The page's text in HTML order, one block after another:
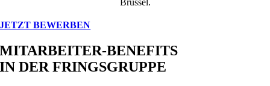
JETZT BEWERBEN
MITARBEITER-BENEFITS
IN DER FRINGSGRUPPE